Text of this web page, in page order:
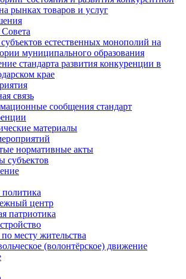
рынках товаров и услуг
субъектов естественных монополий на
муниципального образования
стандарта развития конкуренции в
крае
связь
сообщения стандарт
материалы
нормативные акты
субъектов
центр
патриотика
месту жительства
(волонтёрское) движение